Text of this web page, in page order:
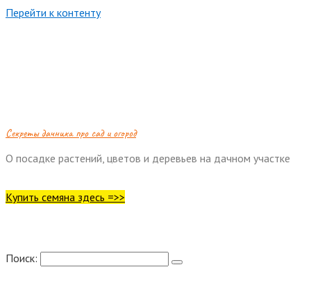
Перейти к контенту
Cекреты дачника про сад и огород
О посадке растений, цветов и деревьев на дачном участке
Купить семяна здесь =>>
Поиск: